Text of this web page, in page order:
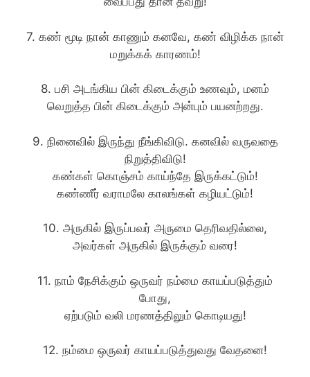
7. கண் மூடி நான் காணும் கனவே, கண் விழிக்க நான்
மறுக்கக் காரணம்!
8. பசி அடங்கிய பின் கிடைக்கும் உணவும், மனம்
வெறுத்த பின் கிடைக்கும் அன்பும் பயனற்றது.
9. நினைவில் இருந்து நீங்கிவிடு. கனவில் வருவதை
நிறுத்திவிடு!
கண்கள் கொஞ்சம் காய்ந்தே இருக்கட்டும்!
கண்ணீர் வராமலே காலங்கள் கழியட்டும்!
10. அருகில் இருப்பவர் அருமை தெரிவதில்லை,
அவர்கள் அருகில் இருக்கும் வரை!
11. நாம் நேசிக்கும் ஒருவர் நம்மை காயப்படுத்தும்
போது,
ஏற்படும் வலி மரணத்திலும் கொடியது!
12. நம்மை ஒருவர் காயப்படுத்துவது வேதனை!